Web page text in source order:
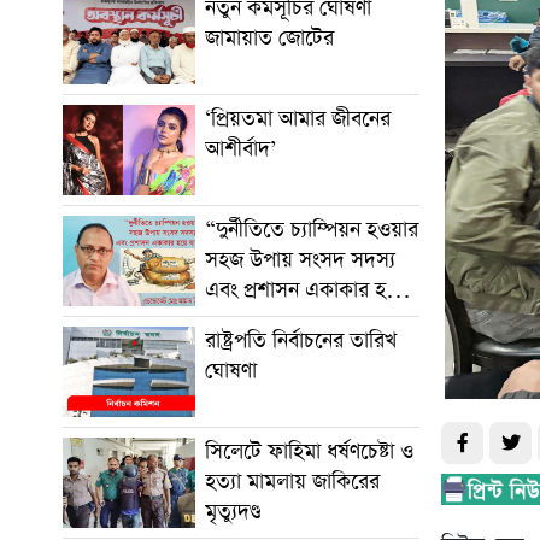
নতুন কর্মসূচির ঘোষণা
জামায়াত জোটের
‘প্রিয়তমা আমার জীবনের
আশীর্বাদ’
“দুর্নীতিতে চ্যাম্পিয়ন হওয়ার
সহজ উপায় সংসদ সদস্য
এবং প্রশাসন একাকার হয়ে
যাওয়া”
রাষ্ট্রপতি নির্বাচনের তারিখ
ঘোষণা
সিলেটে ফাহিমা ধর্ষণচেষ্টা ও
হত্যা মামলায় জাকিরের
মৃত্যুদণ্ড